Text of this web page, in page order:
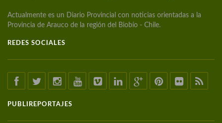
Actualmente es un Diario Provincial con noticias orientadas a la
Provincia de Arauco de la región del Biobío - Chile.
REDES SOCIALES
PUBLIREPORTAJES